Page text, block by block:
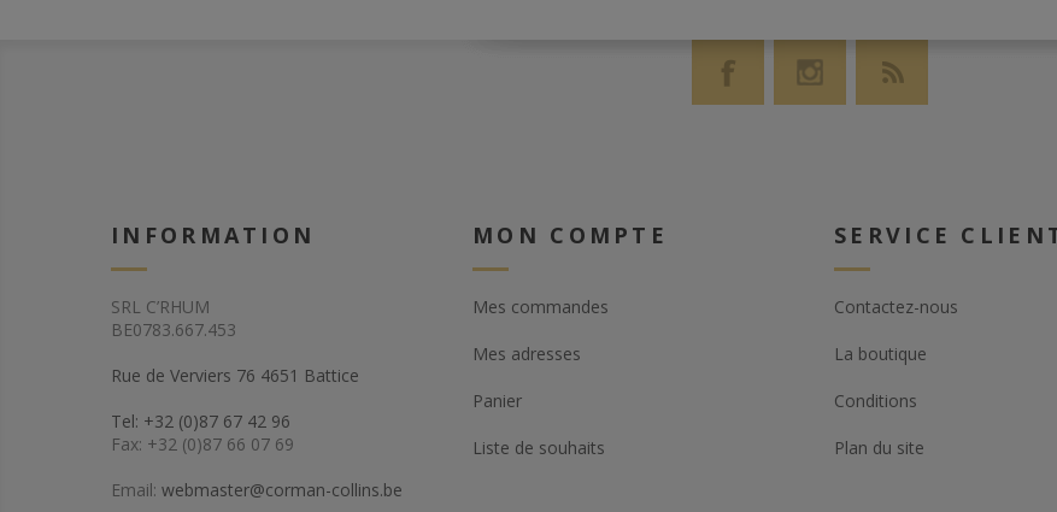
INFORMATION
SRL C’RHUM
BE0783.667.453
Rue de Verviers 76 4651 Battice
Tel: +32 (0)87 67 42 96
Fax: +32 (0)87 66 07 69
Email: webmaster@corman-collins.be
MON COMPTE
Mes commandes
Mes adresses
Panier
Liste de souhaits
SERVICE
Contactez-nous
La boutique
Conditions
Plan du site